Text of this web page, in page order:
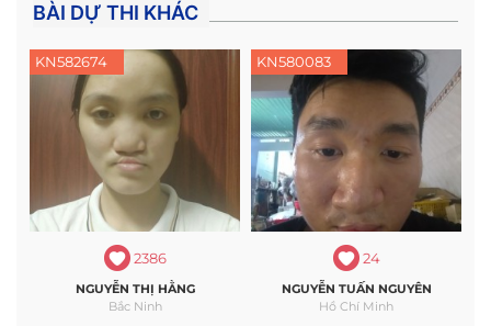
BÀI DỰ THI KHÁC
KN582674
2386
NGUYỄN THỊ HẰNG
Bắc Ninh
KN580083
24
NGUYỄN TUẤN NGUYÊN
Hồ Chí Minh